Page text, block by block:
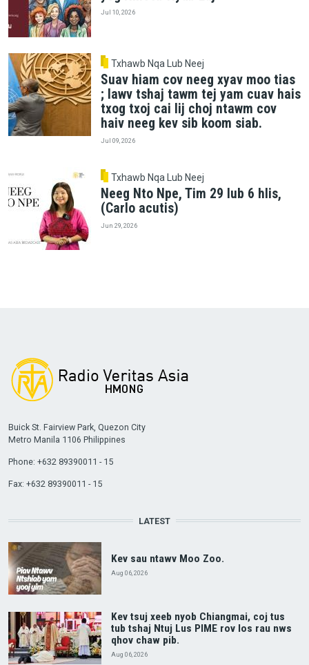
Jul 10, 2026
Txhawb Nqa Lub Neej
Suav hiam cov neeg xyav moo tias
; lawv tshaj tawm tej yam cuav hais
txog txoj cai lij choj ntawm cov
haiv neeg kev sib koom siab.
Jul 09, 2026
Txhawb Nqa Lub Neej
Neeg Nto Npe, Tim 29 lub 6 hlis,
(Carlo acutis)
Jun 29, 2026
Buick St. Fairview Park, Quezon City
Metro Manila 1106 Philippines
Phone: +632 89390011 - 15
Fax: +632 89390011 - 15
LATEST
Kev sau ntawv Moo Zoo.
Aug 06, 2026
Kev tsuj xeeb nyob Chiangmai, coj tus
tub tshaj Ntuj Lus PIME rov los rau nws
qhov chaw pib.
Aug 06, 2026